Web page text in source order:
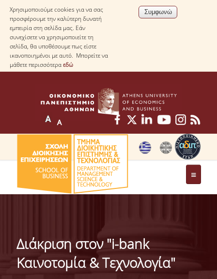
Χρησιμοποιούμε cookies για να σας
προσφέρουμε την καλύτερη δυνατή
εμπειρία στη σελίδα μας. Εάν
συνεχίσετε να χρησιμοποιείτε τη
σελίδα, θα υποθέσουμε πως είστε
ικανοποιημένοι με αυτό. Μπορείτε να
μάθετε περισσότεραεδώ
ΤΟ ΤΜΗΜΑ
ΤΑΥΤΟΤΗΤΑ ΤΟΥ ΤΜΗΜΑΤΟΣ
ΑΠΟΣΤΟΛΗ ΤΟΥ ΤΜΗΜΑΤΟΣ
ΔΙΟΙΚΗΣΗ ΤΟΥ ΤΜΗΜΑΤΟΣ
Διάκριση στον "i-bank
Καινοτομία & Τεχνολογία"